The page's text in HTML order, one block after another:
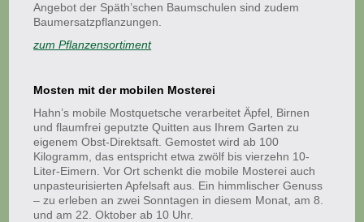
Angebot der Späth’schen Baumschulen sind zudem
Baumersatzpflanzungen.
zum Pflanzensortiment
Mosten mit der mobilen Mosterei
Hahn’s mobile Mostquetsche verarbeitet Äpfel, Birnen
und flaumfrei geputzte Quitten aus Ihrem Garten zu
eigenem Obst-Direktsaft. Gemostet wird ab 100
Kilogramm, das entspricht etwa zwölf bis vierzehn 10-
Liter-Eimern. Vor Ort schenkt die mobile Mosterei auch
unpasteurisierten Apfelsaft aus. Ein himmlischer Genuss
– zu erleben an zwei Sonntagen in diesem Monat, am 8.
und am 22. Oktober ab 10 Uhr.